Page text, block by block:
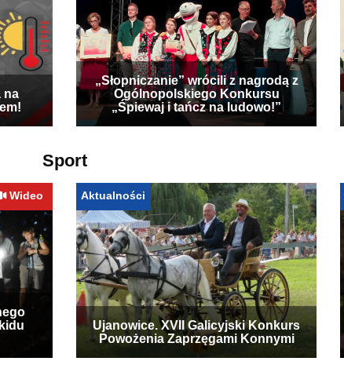
na
„Słopniczanie” wrócili z nagrodą z
Ogólnopolskiego Konkursu
„Śpiewaj i tańcz na ludowo!”
Sport
Wideo Aktualności
Ujanowice. XVII Galicyjski Konkurs
Powożenia Zaprzęgami Konnymi